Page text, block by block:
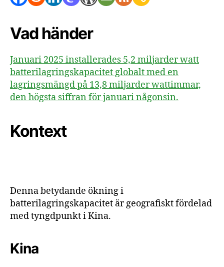
Vad händer
Januari 2025 installerades 5,2 miljarder watt
batterilagringskapacitet globalt med en
lagringsmängd på 13,8 miljarder wattimmar,
den högsta siffran för januari någonsin.
Kontext
Denna betydande ökning i
batterilagringskapacitet är geografiskt fördelad
med tyngdpunkt i Kina.
Kina